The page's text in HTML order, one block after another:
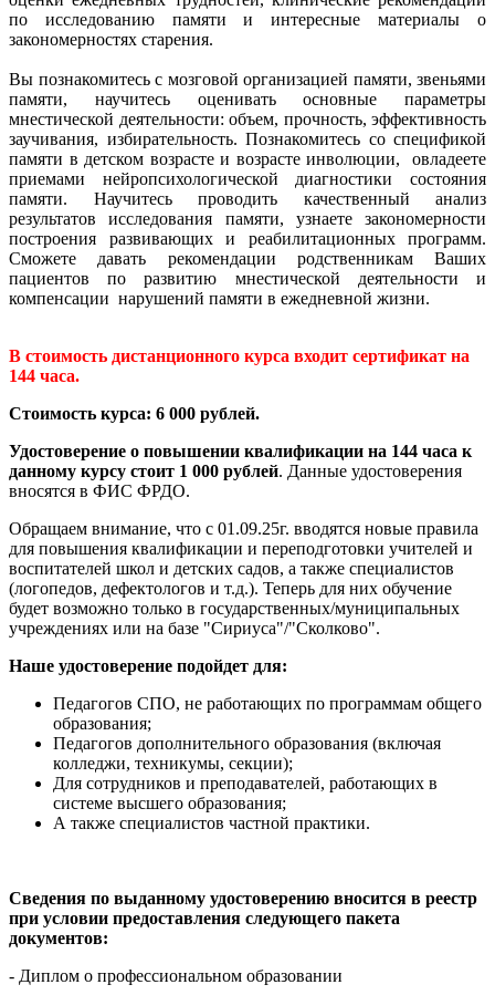
по исследованию памяти и интересные материалы о
закономерностях старения.
Вы познакомитесь с мозговой организацией памяти, звеньями
памяти, научитесь оценивать основные параметры
мнестической деятельности: объем, прочность, эффективность
заучивания, избирательность. Познакомитесь со спецификой
памяти в детском возрасте и возрасте инволюции, овладеете
приемами нейропсихологической диагностики состояния
памяти. Научитесь проводить качественный анализ
результатов исследования памяти, узнаете закономерности
построения развивающих и реабилитационных программ.
Сможете давать рекомендации родственникам Ваших
пациентов по развитию мнестической деятельности и
компенсации нарушений памяти в ежедневной жизни.
В стоимость дистанционного курса входит сертификат на
144 часа.
Стоимость курса: 6 000 рублей.
Удостоверение о повышении квалификации на 144 часа к
данному курсу стоит 1 000 рублей. Данные удостоверения
вносятся в ФИС ФРДО.
Обращаем внимание, что с 01.09.25г. вводятся новые правила
для повышения квалификации и переподготовки учителей и
воспитателей школ и детских садов, а также специалистов
(логопедов, дефектологов и т.д.). Теперь для них обучение
будет возможно только в государственных/муниципальных
учреждениях или на базе "Сириуса"/"Сколково".
Наше удостоверение подойдет для:
Педагогов СПО, не работающих по программам общего
образования;
Педагогов дополнительного образования (включая
колледжи, техникумы, секции);
Для сотрудников и преподавателей, работающих в
системе высшего образования;
А также специалистов частной практики.
Сведения по выданному удостоверению вносится в реестр
при условии предоставления следующего пакета
документов:
- Диплом о профессиональном образовании